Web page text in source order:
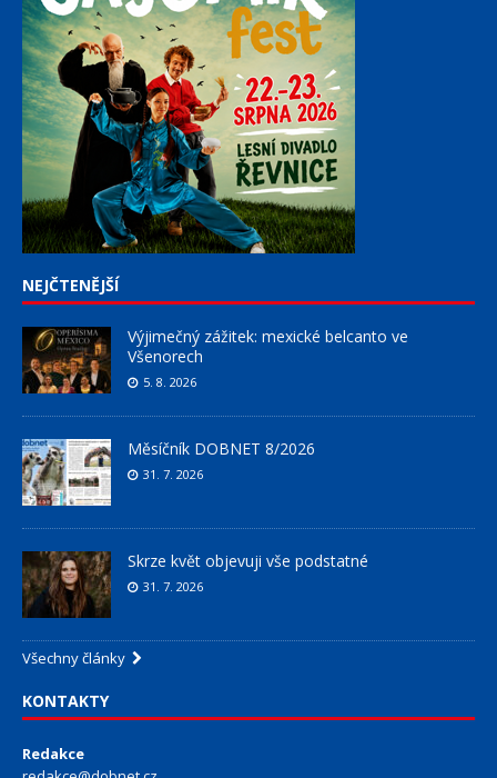
NEJČTENĚJŠÍ
Výjimečný zážitek: mexické belcanto ve
Všenorech
5. 8. 2026
Měsíčník DOBNET 8/2026
31. 7. 2026
Skrze květ objevuji vše podstatné
31. 7. 2026
Všechny články
KONTAKTY
Redakce